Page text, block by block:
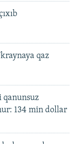
qaz
qanunsuz
134 min dollar